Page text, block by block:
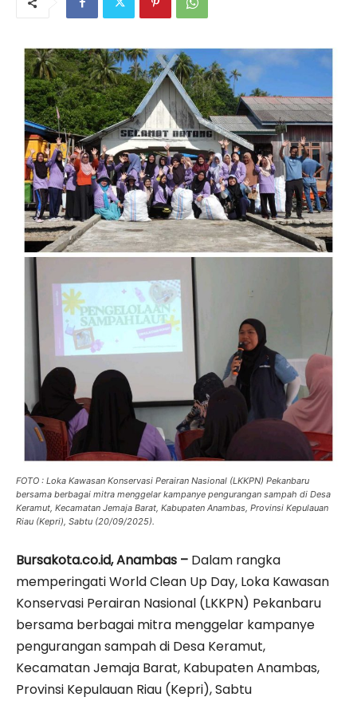
FOTO : Loka Kawasan Konservasi Perairan Nasional (LKKPN) Pekanbaru
bersama berbagai mitra menggelar kampanye pengurangan sampah di Desa
Keramut, Kecamatan Jemaja Barat, Kabupaten Anambas, Provinsi Kepulauan
Riau (Kepri), Sabtu (20/09/2025).
Bursakota.co.id, Anambas – Dalam rangka
memperingati World Clean Up Day, Loka Kawasan
Konservasi Perairan Nasional (LKKPN) Pekanbaru
bersama berbagai mitra menggelar kampanye
pengurangan sampah di Desa Keramut,
Kecamatan Jemaja Barat, Kabupaten Anambas,
Provinsi Kepulauan Riau (Kepri), Sabtu